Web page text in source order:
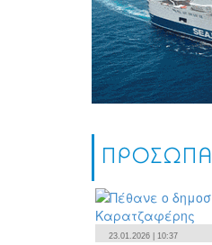
ΠΡΟΣΩΠΑ
23.01.2026 | 10:37